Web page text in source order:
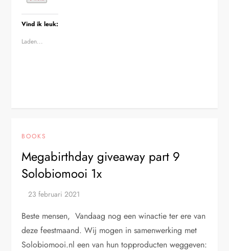
Vind ik leuk:
Laden...
BOOKS
Megabirthday giveaway part 9
Solobiomooi 1x
Beste mensen, Vandaag nog een winactie ter ere van
deze feestmaand. Wij mogen in samenwerking met
Solobiomooi.nl een van hun topproducten weggeven: